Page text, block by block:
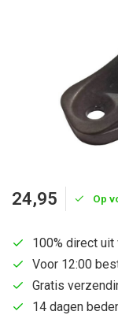
24,95 Op
100% direct uit
Voor 12:00
Gratis
14 dagen